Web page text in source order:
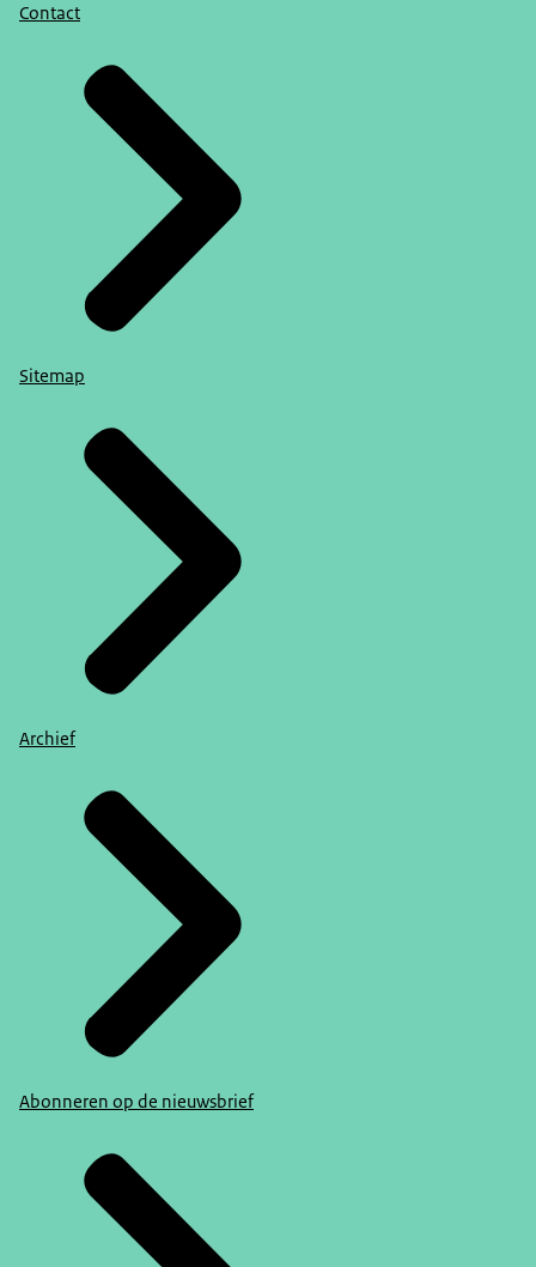
Contact
Sitemap
Archief
Abonneren op de nieuwsbrief